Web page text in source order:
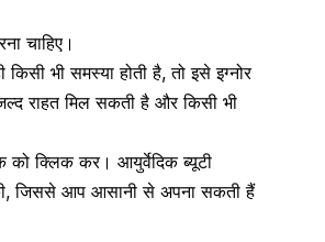
चाहिए।
भी समस्या होती है, तो इसे इग्नोर
राहत मिल सकती है और किसी भी
को क्लिक कर। आयुर्वेदिक ब्यूटी
की, जिससे आप आसानी से अपना सकती हैं